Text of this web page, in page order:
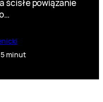
ścisłe powiązanie
minut